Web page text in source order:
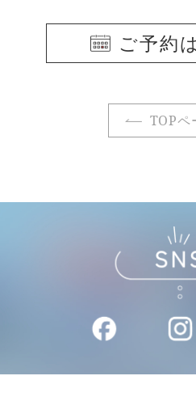
ご予約
TOPペ